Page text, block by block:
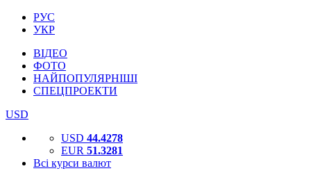
РУС
УКР
ВІДЕО
ФОТО
НАЙПОПУЛЯРНІШІ
СПЕЦПРОЕКТИ
USD
USD 44.4278
EUR 51.3281
Всі курси валют